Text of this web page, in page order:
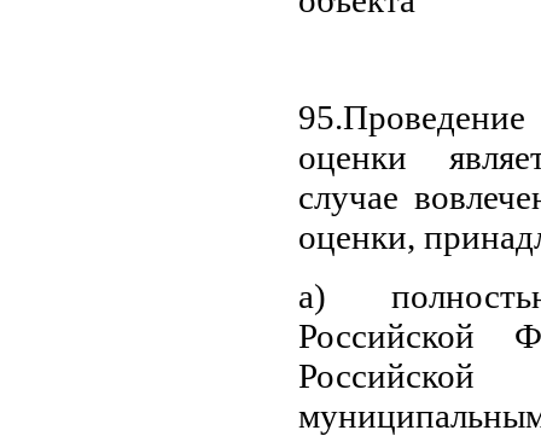
оценки
случае
оценки,
а)
Российской